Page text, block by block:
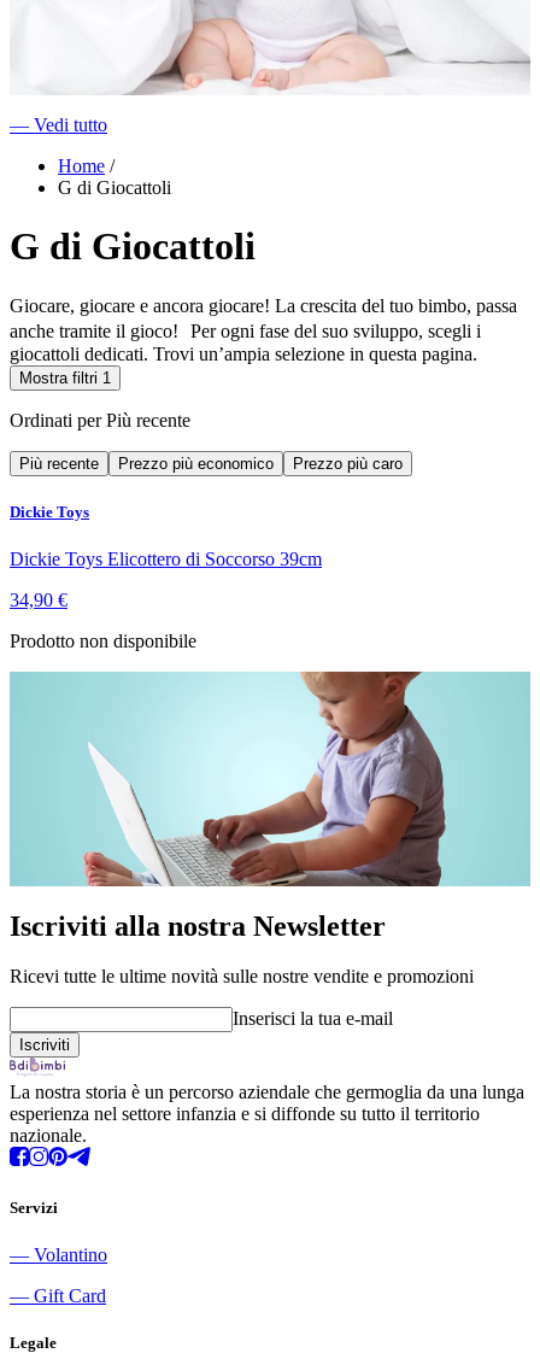
― Vedi tutto
Home /
G di Giocattoli
G di Giocattoli
Giocare, giocare e ancora giocare! La crescita del tuo bimbo, passa
anche tramite il gioco! Per ogni fase del suo sviluppo, scegli i
giocattoli dedicati. Trovi un’ampia selezione in questa pagina.
Mostra filtri 1
Ordinati perPiù recente
Più recente Prezzo più economico Prezzo più caro
Dickie Toys
Dickie Toys Elicottero di Soccorso 39cm
34,90 €
Prodotto non disponibile
Iscriviti alla nostra Newsletter
Ricevi tutte le ultime novità sulle nostre vendite e promozioni
Inserisci la tua e-mail
La nostra storia è un percorso aziendale che germoglia da una lunga
esperienza nel settore infanzia e si diffonde su tutto il territorio
nazionale.
Servizi
― Volantino
― Gift Card
Legale